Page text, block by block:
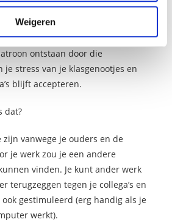
Weigeren
waar je klasgenootjes je
ontstaan door die
stress van je klasgenootjes en
blijft accepteren.
dat?
zijn vanwege je ouders en de
je werk zou je een andere
vinden. Je kunt ander werk
terugzeggen tegen je collega’s en
gestimuleerd (erg handig als je
werkt).